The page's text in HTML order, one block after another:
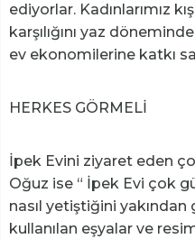
ediyorlar. Kadınlarımız
karşılığını yaz
ev ekonomilerine katkı
HERKES GÖRMELİ
İpek Evini ziyaret eden
Oğuz ise “ İpek Evi çok
nasıl yetiştiğini
kullanılan eşyalar ve